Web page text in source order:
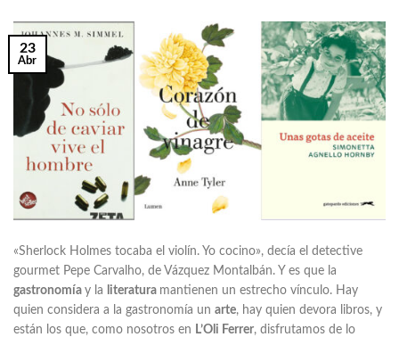
23
Abr
«Sherlock Holmes tocaba el violín. Yo cocino», decía el detective
gourmet Pepe Carvalho, de Vázquez Montalbán. Y es que la
gastronomía y la literatura mantienen un estrecho vínculo. Hay
quien considera a la gastronomía un arte, hay quien devora libros, y
están los que, como nosotros en L’Oli Ferrer, disfrutamos de lo